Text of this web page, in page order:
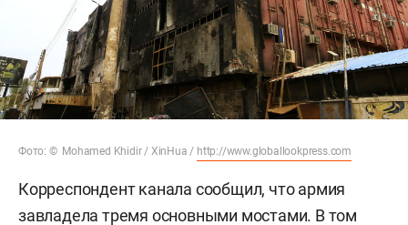
Фото: © Mohamed Khidir / XinHua / http://www.globallookpress.com
Корреспондент канала сообщил, что армия
завладела тремя основными мостами. В том